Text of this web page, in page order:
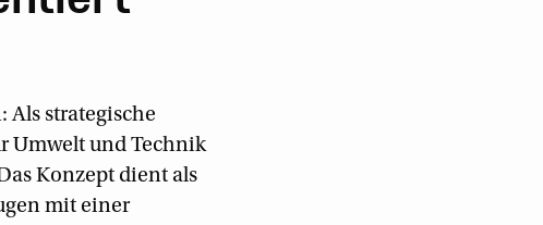
Als strategische
Umwelt und Technik
Konzept dient als
mit einer